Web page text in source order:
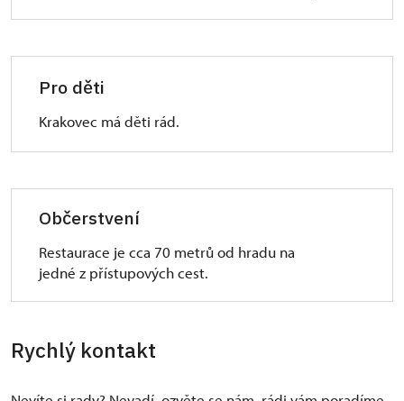
Pro děti
Krakovec má děti rád.
Občerstvení
Restaurace je cca 70 metrů od hradu na
jedné z přístupových cest.
Rychlý kontakt